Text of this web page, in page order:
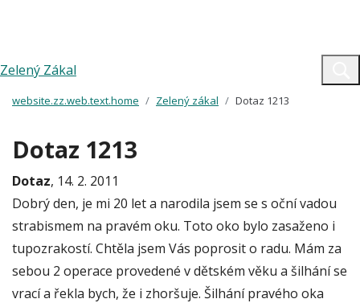
Zelený Zákal
website.zz.web.text.home Zelený zákal Dotaz 1213
Dotaz 1213
Dotaz, 14. 2. 2011
Dobrý den, je mi 20 let a narodila jsem se s oční vadou
strabismem na pravém oku. Toto oko bylo zasaženo i
tupozrakostí. Chtěla jsem Vás poprosit o radu. Mám za
sebou 2 operace provedené v dětském věku a šilhání se
vrací a řekla bych, že i zhoršuje. Šilhání pravého oka